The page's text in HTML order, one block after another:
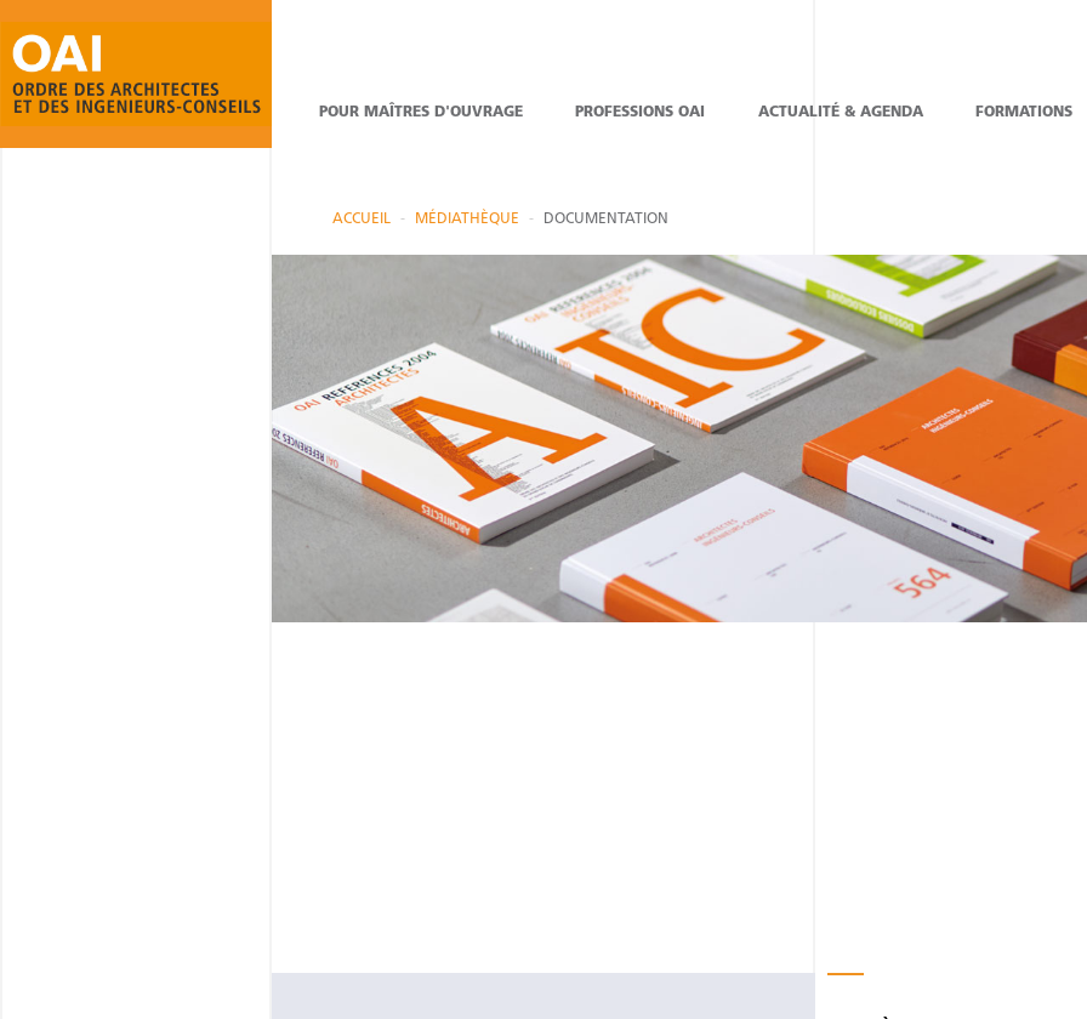
POUR MAÎTRES D'OUVRAGE PROFESSIONS OAI ACTUALITÉ & AGENDA FORMATIONS
ACCUEIL MÉDIATHÈQUE DOCUMENTATION